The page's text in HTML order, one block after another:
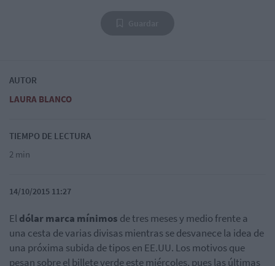
AUTOR
LAURA BLANCO
TIEMPO DE LECTURA
2 min
14/10/2015 11:27
Eldólar marca mínimos de tres meses y medio frente a
una cesta de varias divisas mientras se desvanece la idea de
una próxima subida de tipos en EE.UU. Los motivos que
pesan sobre el billete verde este miércoles, pues las últimas